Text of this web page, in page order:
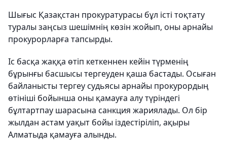
Шығыс Қазақстан прокуратурасы бұл істі тоқтату
туралы заңсыз шешімнің көзін жойып, оны арнайы
прокурорларға тапсырды.
Іс басқа жаққа өтіп кеткеннен кейін түрменің
бұрынғы басшысы тергеуден қаша бастады. Осыған
байланысты тергеу судьясы арнайы прокурордың
өтініші бойынша оны қамауға алу түріндегі
бұлтартпау шарасына санкция жариялады. Ол бір
жылдан астам уақыт бойы іздестіріліп, ақыры
Алматыда қамауға алынды.